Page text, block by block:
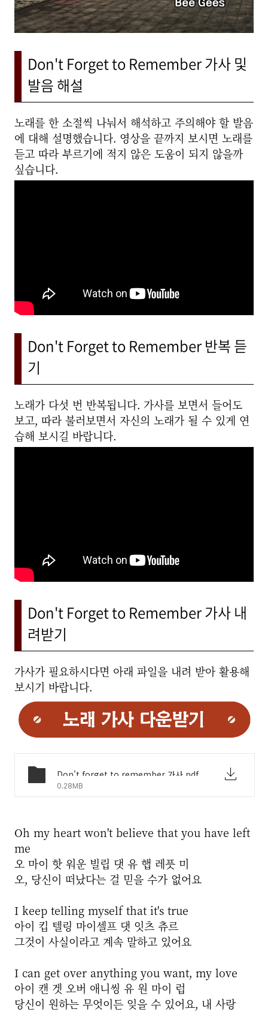
Don't Forget to Remember 가사 및
발음 해설
노래를 한 소절씩 나눠서 해석하고 주의해야 할 발음
에 대해 설명했습니다. 영상을 끝까지 보시면 노래를
듣고 따라 부르기에 적지 않은 도움이 되지 않을까
싶습니다.
Don't Forget to Remember 반복 듣
기
노래가 다섯 번 반복됩니다. 가사를 보면서 들어도
보고, 따라 불러보면서 자신의 노래가 될 수 있게 연
습해 보시길 바랍니다.
Don't Forget to Remember 가사 내
려받기
가사가 필요하시다면 아래 파일을 내려 받아 활용해
보시기 바랍니다.
Don't forget to remember 가사.pdf
0.28MB
Oh my heart won't believe that you have left
me
오 마이 핫 워운 빌립 댓 유 햅 레픗 미
오, 당신이 떠났다는 걸 믿을 수가 없어요
I keep telling myself that it's true
아이 킵 텔링 마이셀프 댓 잇츠 츄르
그것이 사실이라고 계속 말하고 있어요
I can get over anything you want, my love
아이 캔 겟 오버 애니씽 유 원 마이 럽
당신이 원하는 무엇이든 잊을 수 있어요, 내 사랑